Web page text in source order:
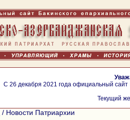
С 26 декабря 2021 года официальный
Текущий
/ Новости Патриархии